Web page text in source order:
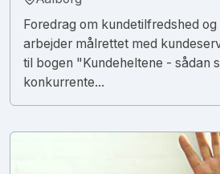
Foredrag om kundetilfredshed
arbejder målrettet med
til bogen "Kundeheltene - sådan
konkurrente...